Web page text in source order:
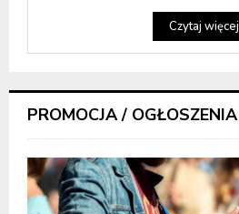
Czytaj więcej
PROMOCJA / OGŁOSZENIA